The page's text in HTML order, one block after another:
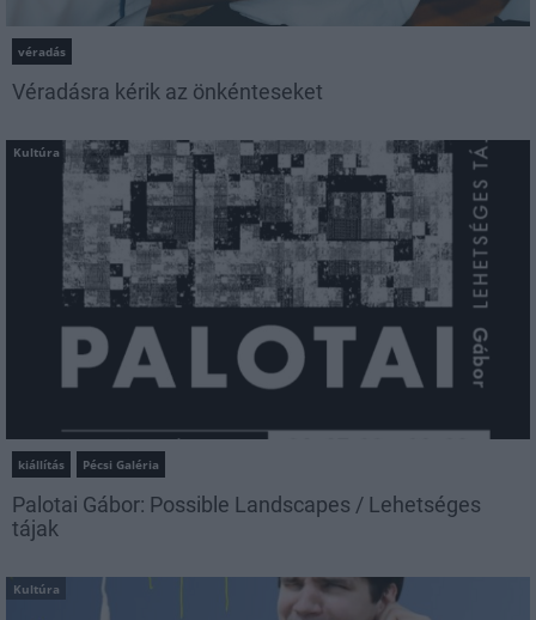
véradás
Véradásra kérik az önkénteseket
Kultúra
kiállítás Pécsi Galéria
Palotai Gábor: Possible Landscapes / Lehetséges
tájak
Kultúra